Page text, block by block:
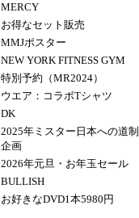
MERCY
お得なセット販売
MMJポスター
NEW YORK FITNESS GYM
特別予約（MR2024）
ウエア：コラボTシャツ
DK
2025年ミスター日本への道
企画
2026年元旦・お年玉セール
BULLISH
お好きなDVD1本5980円